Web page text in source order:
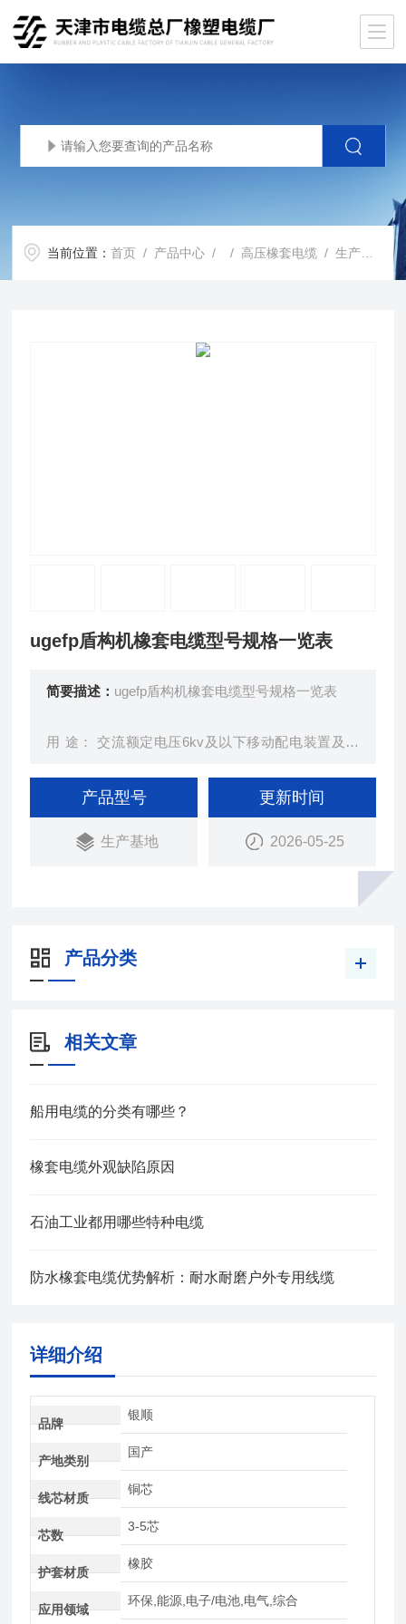
当前位置：首页 / 产品中心 / / 高压橡套电缆 / 生产基地ugefp盾构机橡套电缆型号规格一览表
ugefp盾构机橡套电缆型号规格一览表
简要描述： ugefp盾构机橡套电缆型号规格一览表
用 途： 交流额定电压6kv及以下移动配电装置及矿
产品型号
生产基地
更新时间
2026-05-25
产品分类
相关文章
船用电缆的分类有哪些？
橡套电缆外观缺陷原因
石油工业都用哪些特种电缆
防水橡套电缆优势解析：耐水耐磨户外专用线缆
详细介绍
品牌
银顺
产地类别
国产
线芯材质
铜芯
芯数
3-5芯
护套材质
橡胶
应用领域
环保,能源,电子/电池,电气,综合